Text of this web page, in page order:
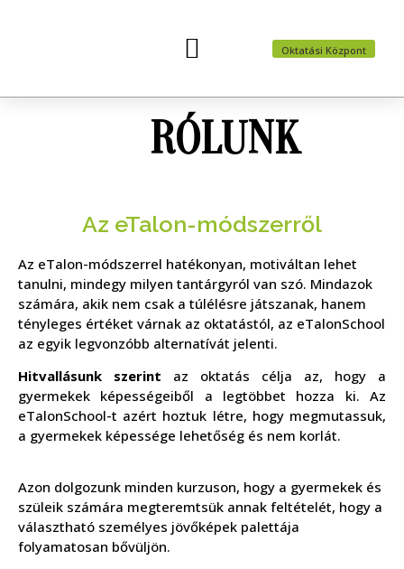
Oktatási Központ
RÓLUNK
Az eTalon-módszerről
Az eTalon-módszerrel hatékonyan, motiváltan lehet
tanulni, mindegy milyen tantárgyról van szó. Mindazok
számára, akik nem csak a túlélésre játszanak, hanem
tényleges értéket várnak az oktatástól, az eTalonSchool
az egyik legvonzóbb alternatívát jelenti.
Hitvallásunk szerint az oktatás célja az, hogy a
gyermekek képességeiből a legtöbbet hozza ki. Az
eTalonSchool-t azért hoztuk létre, hogy megmutassuk,
a gyermekek képessége lehetőség és nem korlát.
Azon dolgozunk minden kurzuson, hogy a gyermekek és
szüleik számára megteremtsük annak feltételét, hogy a
választható személyes jövőképek palettája
folyamatosan bővüljön.